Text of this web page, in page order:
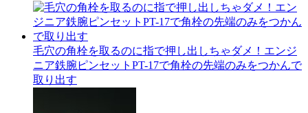
毛穴の角栓を取るのに指で押し出しちゃダメ！エンジ
ニア鉄腕ピンセットPT-17で角栓の先端のみをつかんで
取り出す